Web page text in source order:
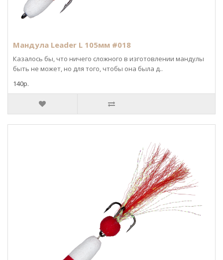
Мандула Leader L 105мм #018
Казалось бы, что ничего сложного в изготовлении мандулы
быть не может, но для того, чтобы она была д..
140р.